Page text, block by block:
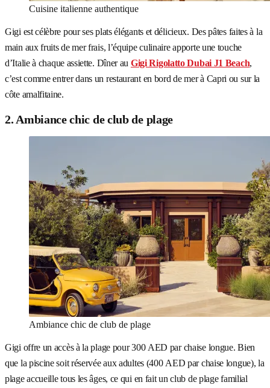
Cuisine italienne authentique
Gigi est célèbre pour ses plats élégants et délicieux. Des pâtes faites à la
main aux fruits de mer frais, l’équipe culinaire apporte une touche
d’Italie à chaque assiette. Dîner au Gigi Rigolatto Dubai J1 Beach,
c’est comme entrer dans un restaurant en bord de mer à Capri ou sur la
côte amalfitaine.
2. Ambiance chic de club de plage
Ambiance chic de club de plage
Gigi offre un accès à la plage pour 300 AED par chaise longue. Bien
que la piscine soit réservée aux adultes (400 AED par chaise longue), la
plage accueille tous les âges, ce qui en fait un club de plage familial